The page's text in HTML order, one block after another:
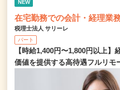
NEW
在宅勤務での会計・経理業
税理士法人 サリーレ
パート
【時給1,400円〜1,800円以上
価値を提供する⾼待遇フルリモ